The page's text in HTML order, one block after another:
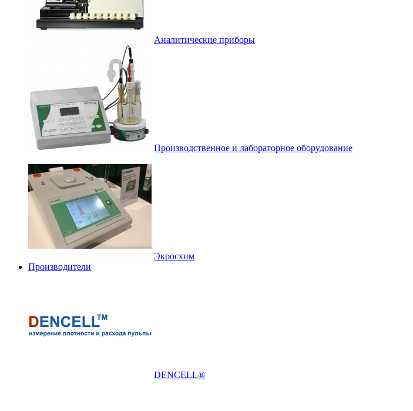
Аналитические приборы
Производственное и лабораторное оборудование
Экросхим
Производители
DENCELL®